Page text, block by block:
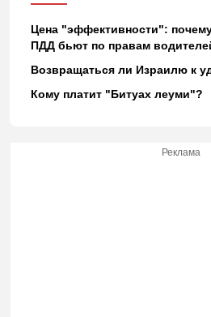
Цена "эффективности":
ПДД бьют по правам
Возвращаться ли Израилю к
Кому платит "Битуах леуми"?
Реклама